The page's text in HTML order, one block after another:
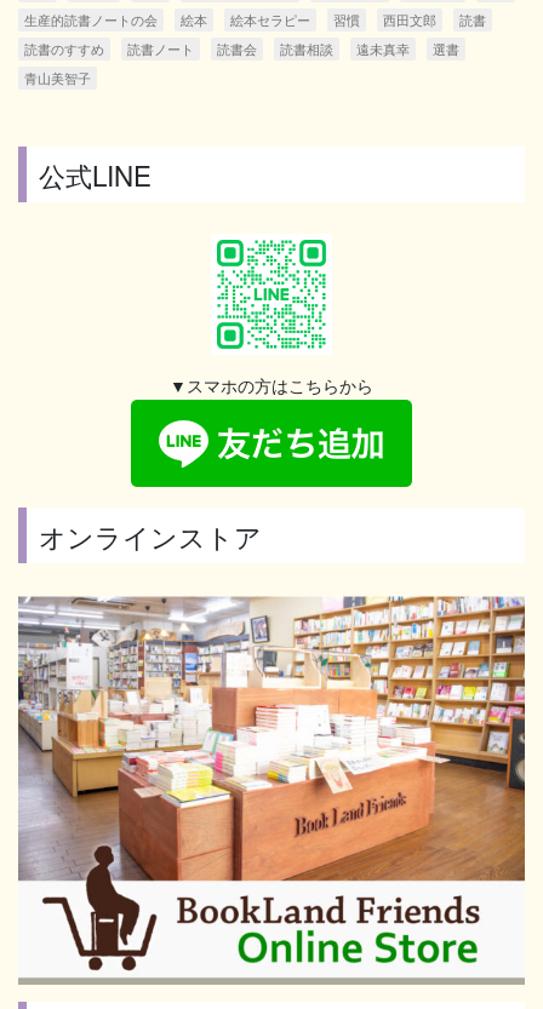
生産的読書ノートの会
絵本 絵本セラピー 習慣 西田文郎
読書
読書のすすめ
読書ノート 読書会 読書相談 遠未真幸
選書
青山美智子
公式LINE
▼スマホの方はこちらから
オンラインストア